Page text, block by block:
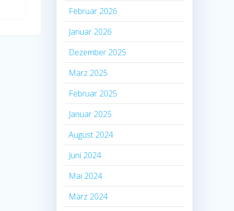
Februar 2026
Januar 2026
Dezember 2025
März 2025
Februar 2025
Januar 2025
August 2024
Juni 2024
Mai 2024
März 2024